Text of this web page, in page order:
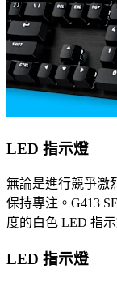
LED 指示燈
無論是進行競爭激
保持專注。G413
度的白色 LED 指示
LED 指示燈